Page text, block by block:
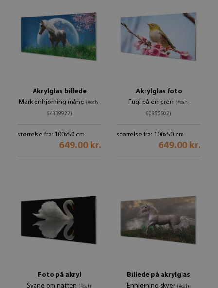
Akrylglas billede
Mark enhjørning måne (#oah-
64339922)
størrelse fra: 100x50 cm
649.00 kr.
Akrylglas foto
Fugl på en gren (#oah-
60850502)
størrelse fra: 100x50 cm
649.00 kr.
Foto på akryl
Svane om natten (#oah-
Billede på akrylglas
Enhjørning skyer (#oah-